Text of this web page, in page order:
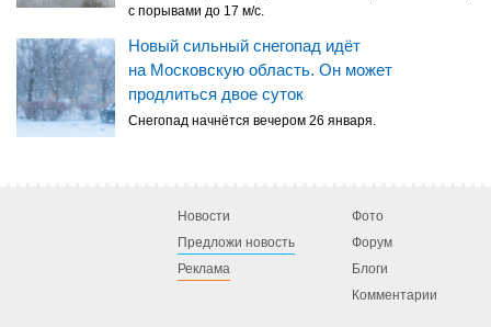
с порывами до 17 м/с.
Новый сильный снегопад идёт
на Московскую область. Он может
продлиться двое суток
Снегопад начнётся вечером 26 января.
Новости
Предложи новость
Реклама
Фото
Форум
Блоги
Комментарии